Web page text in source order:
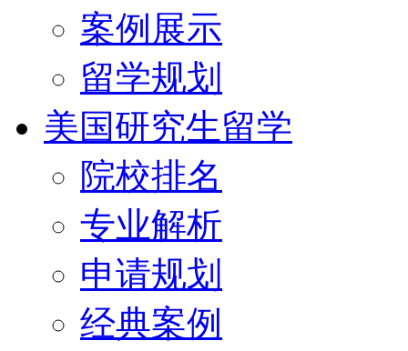
案例展示
留学规划
美国研究生留学
院校排名
专业解析
申请规划
经典案例